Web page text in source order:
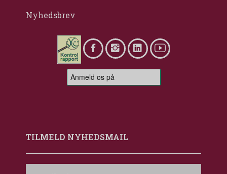
Nyhedsbrev
TILMELD NYHEDSMAIL